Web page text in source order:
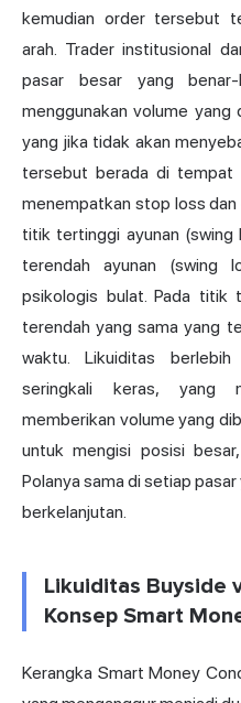
kemudian order tersebut
arah. Trader institusional
pasar besar yang benar-
menggunakan volume yang
yang jika tidak akan
tersebut berada di
menempatkan stop loss
titik tertinggi ayunan (swing
terendah ayunan (swing
psikologis bulat. Pada
terendah yang sama yang
waktu. Likuiditas
seringkali keras, yang
memberikan volume yang
untuk mengisi posisi
Polanya sama di setiap
berkelanjutan.
Likuiditas Buyside
Konsep Smart
Kerangka Smart Money